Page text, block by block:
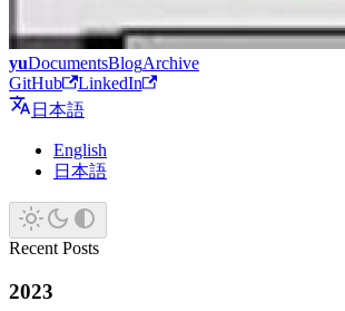
yuDocumentsBlogArchive
GitHub
LinkedIn
日本語
English
日本語
Recent Posts
2023